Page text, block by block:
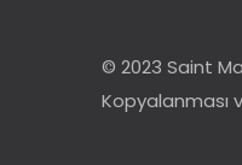
© 2023 Saint
Kopyalanması